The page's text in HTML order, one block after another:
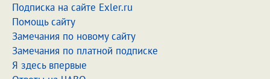
Подписка на сайте Exler.ru
Помощь сайту
Замечания по новому сайту
Замечания по платной подписке
Я здесь впервые